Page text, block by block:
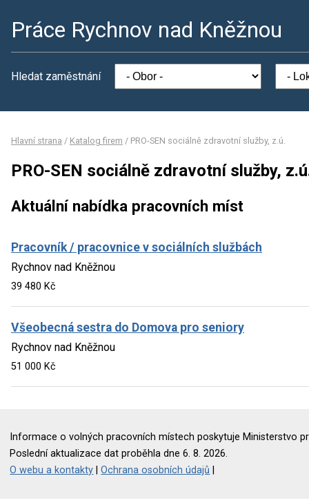
Práce Rychnov nad Kněžnou
Hledat zaměstnání
Hlavní strana / Katalog firem / PRO-SEN sociálně zdravotní služby, z.ú.
PRO-SEN sociálně zdravotní služby,
Aktuální nabídka pracovních míst
Pracovník / pracovnice v sociálních službách
Rychnov nad Kněžnou
39 480 Kč
Všeobecná sestra do Domova pro seniory
Rychnov nad Kněžnou
51 000 Kč
Informace o volných pracovních místech poskytuje Ministerstvo
Poslední aktualizace dat proběhla dne 6. 8. 2026.
O webu a kontakty |Ochrana osobních údajů